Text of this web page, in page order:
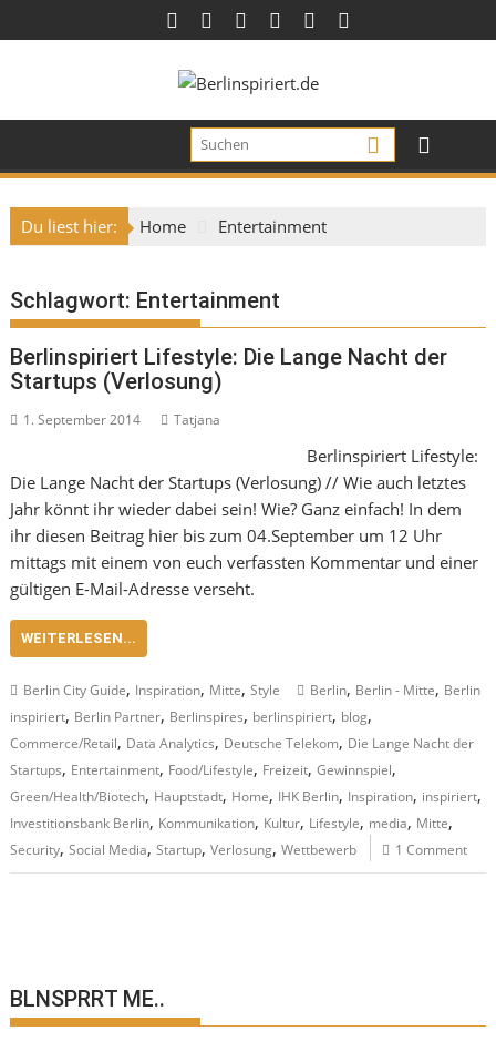
to
Du liest hier: Home Entertainment
Schlagwort: Entertainment
Berlinspiriert Lifestyle: Die Lange Nacht der
Startups (Verlosung)
1. September 2014 Tatjana
Berlinspiriert Lifestyle:
Die Lange Nacht der Startups (Verlosung) // Wie auch letztes
Jahr könnt ihr wieder dabei sein! Wie? Ganz einfach! In dem
ihr diesen Beitrag hier bis zum 04.September um 12 Uhr
mittags mit einem von euch verfassten Kommentar und einer
gültigen E-Mail-Adresse verseht.
WEITERLESEN...
Berlin City Guide, Inspiration, Mitte,Style Berlin, Berlin - Mitte, Berlin
inspiriert, Berlin Partner, Berlinspires, berlinspiriert, blog,
Commerce/Retail, Data Analytics, Deutsche Telekom, Die Lange Nacht der
Startups, Entertainment, Food/Lifestyle, Freizeit,Gewinnspiel,
Green/Health/Biotech, Hauptstadt, Home, IHK Berlin, Inspiration, inspiriert,
Investitionsbank Berlin, Kommunikation, Kultur, Lifestyle, media, Mitte,
Security,Social Media,Startup,Verlosung,Wettbewerb 1 Comment
BLNSPRRT ME..